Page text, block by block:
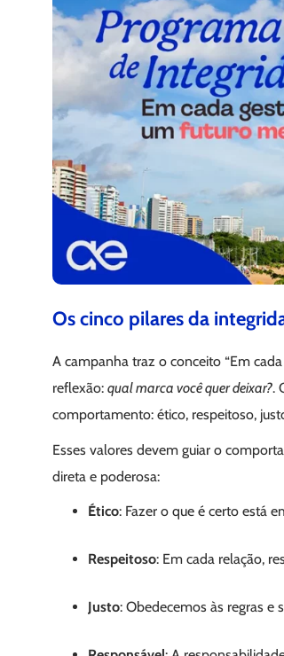
Os cinco pilares da
A campanha traz o conceito “Em
reflexão: qual marca você quer deixar?.
comportamento: ético, respeitoso,
Esses valores devem guiar o
direta e poderosa:
Ético: Fazer o que é certo está
Respeitoso: Em cada relação,
Justo: Obedecemos às regras e